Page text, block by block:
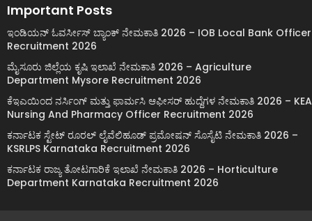
Important Posts
ಇಂಡಿಯನ್ ಓವರ್ಸೀಸ್ ಬ್ಯಾಂಕ್ ನೇಮಕಾತಿ 2026 – IOB Local Bank Officer
Recruitment 2026
ಮೈಸೂರು ಜಿಲ್ಲೆಯ ಕೃಷಿ ಇಲಾಖೆ ನೇಮಕಾತಿ 2026 – Agriculture
Department Mysore Recruitment 2026
ಕೆಇಎಯಿಂದ ನರ್ಸಿಂಗ್ ಮತ್ತು ಫಾರ್ಮಸಿ ಆಫೀಸರ್ ಹುದ್ದೆಗಳ ನೇಮಕಾತಿ 2026 – KEA
Nursing And Pharmacy Officer Recruitment 2026
ಕರ್ನಾಟಕ ಸ್ಟೇಟ್ ರೂರಲ್ ಲೈವೆಲಿಹೂಡ್ ಪ್ರಮೋಷನ್ ಸೊಸೈಟಿ ನೇಮಕಾತಿ 2026 –
KSRLPS Karnataka Recruitment 2026
ಕರ್ನಾಟಕ ರಾಜ್ಯ ತೋಟಗಾರಿಕೆ ಇಲಾಖೆ ನೇಮಕಾತಿ 2026 – Horticulture
Department Karnataka Recruitment 2026